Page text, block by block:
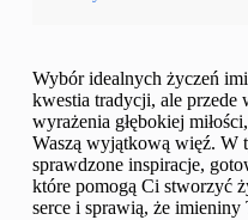
Wybór idealnych życzeń
kwestia tradycji, ale przede
wyrażenia głębokiej
Waszą wyjątkową więź. W
sprawdzone inspiracje,
które pomogą Ci stworzyć
serce i sprawią, że